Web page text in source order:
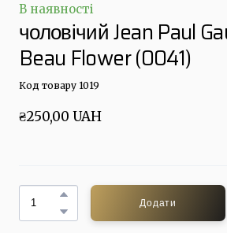
В наявності
чоловічий Jean Paul
Beau Flower(0041)
Код товару 1019
₴250,00 UAH
Додати